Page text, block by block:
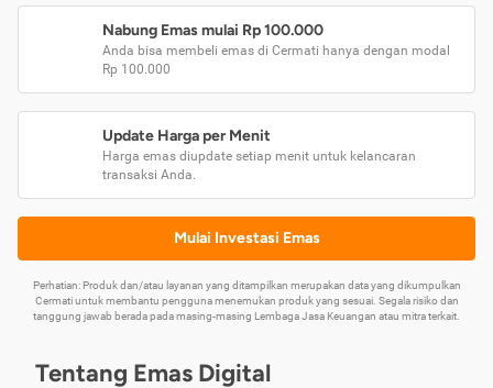
Nabung Emas mulai Rp 100.000
Anda bisa membeli emas di Cermati hanya dengan modal
Rp 100.000
Update Harga per Menit
Harga emas diupdate setiap menit untuk kelancaran
transaksi Anda.
Mulai Investasi Emas
Perhatian: Produk dan/atau layanan yang ditampilkan merupakan data yang dikumpulkan
Cermati untuk membantu pengguna menemukan produk yang sesuai. Segala risiko dan
tanggung jawab berada pada masing-masing Lembaga Jasa Keuangan atau mitra terkait.
Tentang Emas Digital